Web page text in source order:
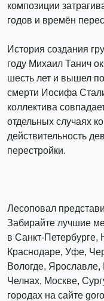
композиции
годов и времён
История создания
году Михаил Танич
шесть лет и вышел
смерти Иосифа
коллектива
отдельных случаях
действительность
перестройки.
Лесоповал
Забирайте лучшие
в Санкт-
Краснодаре, Уфе,
Вологде,
Челнах, Москве,
городах на сайте